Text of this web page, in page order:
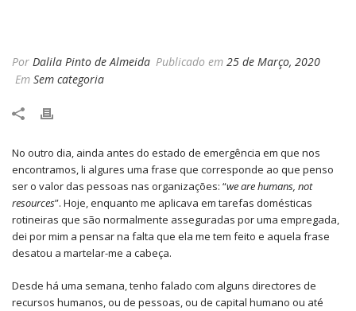
Por Dalila Pinto de Almeida Publicado em 25 de Março, 2020
Em Sem categoria
No outro dia, ainda antes do estado de emergência em que nos
encontramos, li algures uma frase que corresponde ao que penso
ser o valor das pessoas nas organizações: “we are humans, not
resources”. Hoje, enquanto me aplicava em tarefas domésticas
rotineiras que são normalmente asseguradas por uma empregada,
dei por mim a pensar na falta que ela me tem feito e aquela frase
desatou a martelar-me a cabeça.
Desde há uma semana, tenho falado com alguns directores de
recursos humanos, ou de pessoas, ou de capital humano ou até